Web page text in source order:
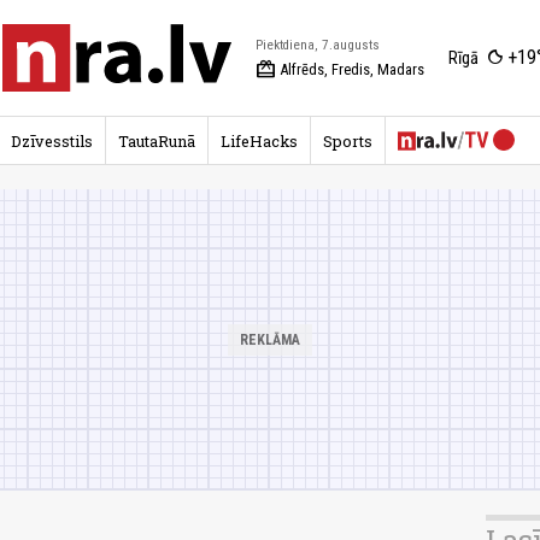
Piektdiena, 7.augusts
redeem Alfrēds, Fredis, Madars
Rīgā
Dzīvesstils TautaRunā LifeHacks Sports